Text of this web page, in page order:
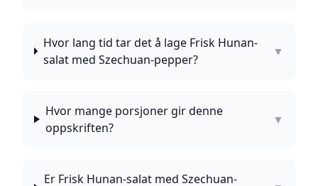
Hvor lang tid tar det å lage Frisk Hunan-
salat med Szechuan-pepper?
▼
Hvor mange porsjoner gir denne
oppskriften?
▼
Er Frisk Hunan-salat med Szechuan-